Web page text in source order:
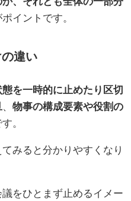
イントです。
違い
を一時的に止めたり区切
物事の構成要素や役割の
。
みると分かりやすくなり
をひとまず止めるイメー